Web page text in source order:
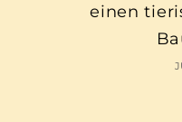
einen